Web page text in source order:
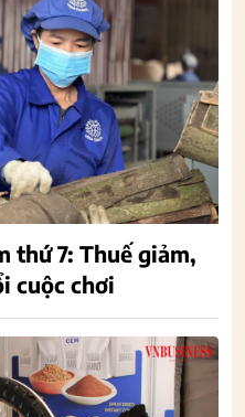
thứ 7: Thuế giảm,
cuộc chơi